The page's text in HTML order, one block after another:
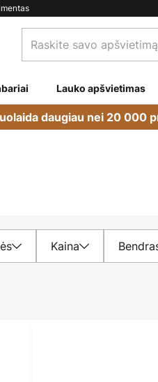
savo
Lauko apšvietimas
daugiau nei 20 000
Kaina